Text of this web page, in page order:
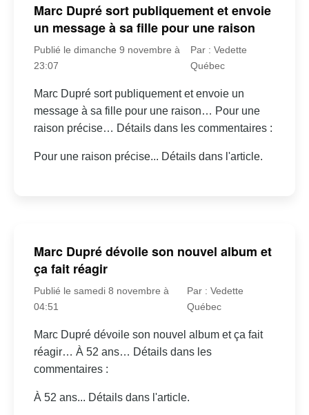
Marc Dupré sort publiquement et envoie
un message à sa fille pour une raison
Publié le dimanche 9 novembre à
23:07
Par : Vedette
Québec
Marc Dupré sort publiquement et envoie un
message à sa fille pour une raison… Pour une
raison précise… Détails dans les commentaires :
Pour une raison précise... Détails dans l'article.
Marc Dupré dévoile son nouvel album et
ça fait réagir
Publié le samedi 8 novembre à
04:51
Par : Vedette
Québec
Marc Dupré dévoile son nouvel album et ça fait
réagir… À 52 ans… Détails dans les
commentaires :
À 52 ans... Détails dans l'article.